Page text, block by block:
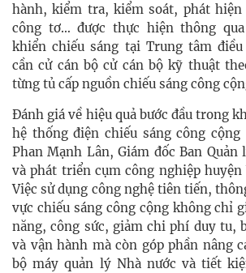
hành, kiểm tra, kiểm soát, phát
công tơ… được thực hiện thông
khiển chiếu sáng tại Trung tâm
cần cử cán bộ cử cán bộ kỹ thuật
từng tủ cấp nguồn chiếu sáng công
Đánh giá về hiệu quả bước đầu trong
hệ thống điện chiếu sáng công
Phan Mạnh Lân, Giám đốc Ban Quản
và phát triển cụm công nghiệp huyện
Việc sử dụng công nghệ tiên tiến,
vực chiếu sáng công cộng không chỉ
năng, công sức, giảm chi phí duy tu,
và vận hành mà còn góp phần nâng
bộ máy quản lý Nhà nước và tiết